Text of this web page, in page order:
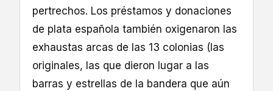
pertrechos. Los préstamos y donaciones
de plata española también oxigenaron las
exhaustas arcas de las 13 colonias (las
originales, las que dieron lugar a las
barras y estrellas de la bandera que aún